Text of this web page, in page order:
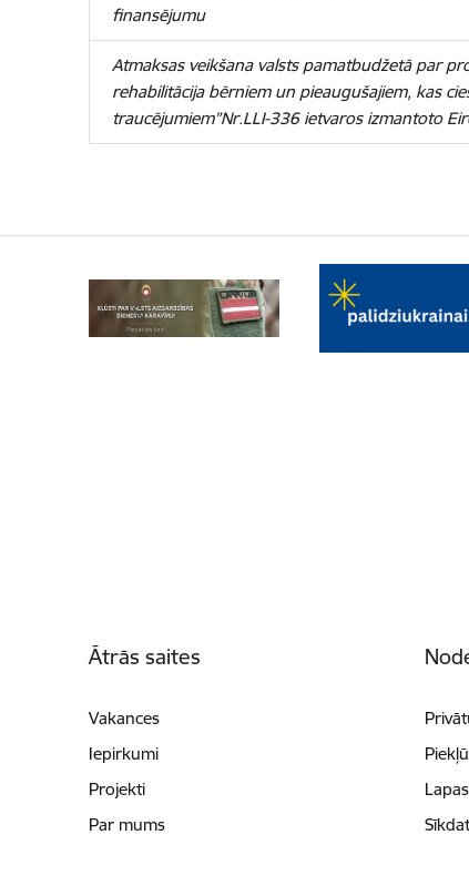
finansējumu
Atmaksas veikšana valsts pamatbudžetā par
rehabilitācija bērniem un pieaugušajiem, kas
traucējumiem”Nr.LLI-336 ietvaros izmantoto
Ātrās saites
Vakances
Iepirkumi
Projekti
Par mums